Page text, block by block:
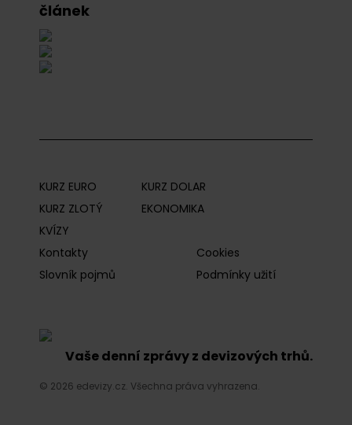
článek
KURZ EURO
KURZ DOLAR
KURZ ZLOTÝ
EKONOMIKA
KVÍZY
Kontakty
Cookies
Slovník pojmů
Podmínky užití
Vaše denní zprávy z devizových trhů.
© 2026 edevizy.cz. Všechna práva vyhrazena.